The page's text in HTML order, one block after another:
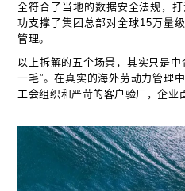
全符合了当地的数据安全法规，
功支撑了集团总部对全球15万量
管理。
以上拆解的五个场景，其实只是
一毛”。在真实的海外劳动力管理
工会组织和严苛的客户验厂，企业